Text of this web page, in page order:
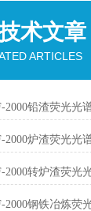
术文章
ARTICLES